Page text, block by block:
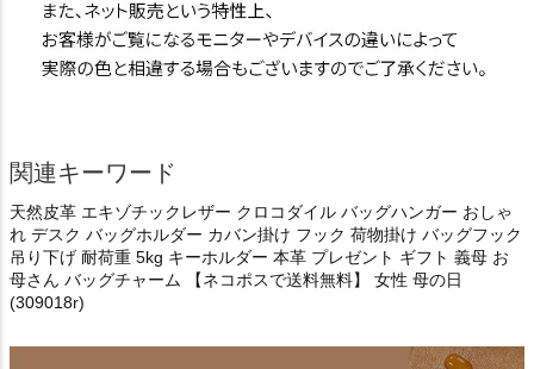
関連キーワード
天然皮革 エキゾチックレザー クロコダイル バッグハンガー おしゃ
れ デスク バッグホルダー カバン掛け フック 荷物掛け バッグフック
吊り下げ 耐荷重 5kg キーホルダー 本革 プレゼント ギフト 義母 お
母さん バッグチャーム 【ネコポスで送料無料】 女性 母の日
(309018r)